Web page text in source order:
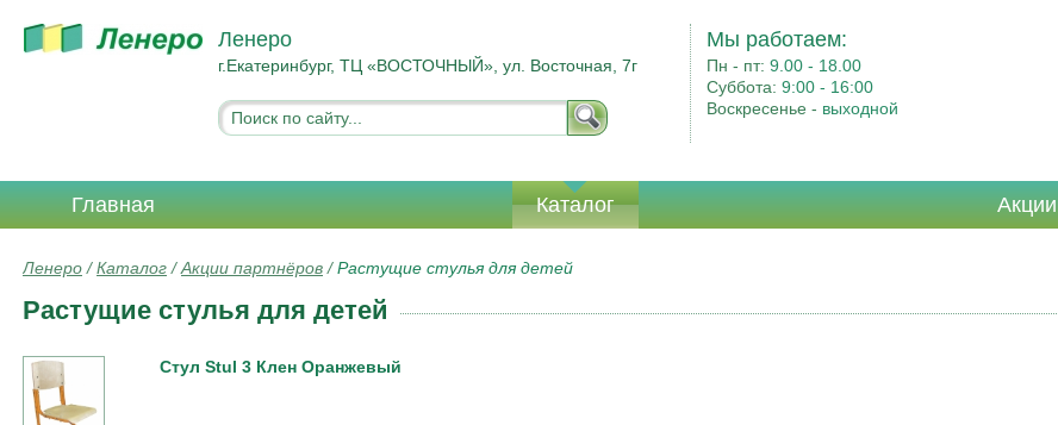
Ленеро
г.Екатеринбург, ТЦ «ВОСТОЧНЫЙ», ул. Восточная, 7г
Мы работаем:
Пн - пт:9.00 - 18.00
Суббота:9:00 - 16:00
Воскресенье - выходной
Главная Каталог Акции
Ленеро /Каталог /Акции партнёров /Растущие стулья для детей
Растущие стулья для детей
Стул Stul 3 Клен Оранжевый